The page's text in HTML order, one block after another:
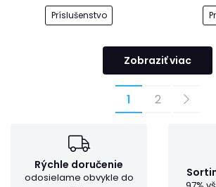
Príslušenstvo
Zobraziť viac
1 2
Rýchle doručenie
odosielame obvykle do